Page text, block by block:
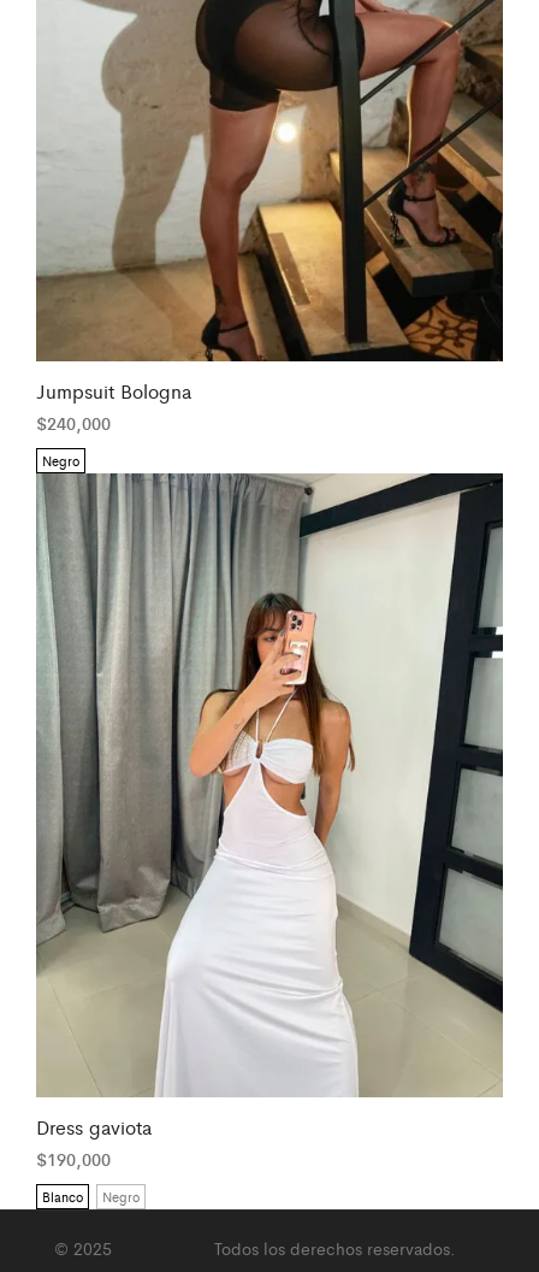
Jumpsuit Bologna
$240,000
Negro
Dress gaviota
$190,000
Blanco Negro
© 2025 Todos los derechos reservados.